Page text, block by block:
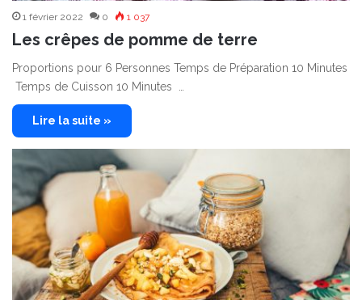
1 février 2022 0 1 037
Les crêpes de pomme de terre
Proportions pour 6 Personnes Temps de Préparation 10 Minutes
Temps de Cuisson 10 Minutes …
Lire la suite »